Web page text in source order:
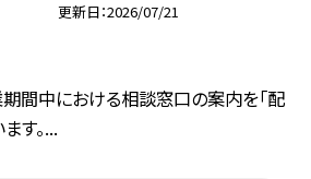
更新日 2026/07/21
間中における相談窓口の案内を「配
す。...